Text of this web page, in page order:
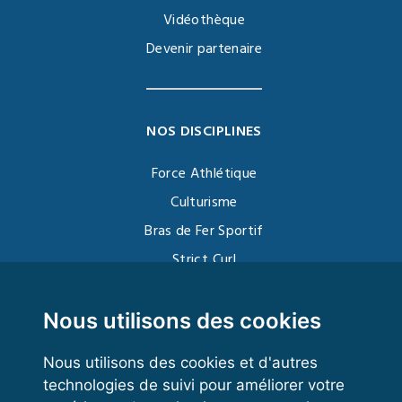
Nous utilisons des cookies
Nous utilisons des cookies et d'autres
technologies de suivi pour améliorer votre
Vidéothèque
Devenir partenaire
NOS DISCIPLINES
Force Athlétique
Culturisme
Bras de Fer Sportif
Strict Curl
Kettlebell